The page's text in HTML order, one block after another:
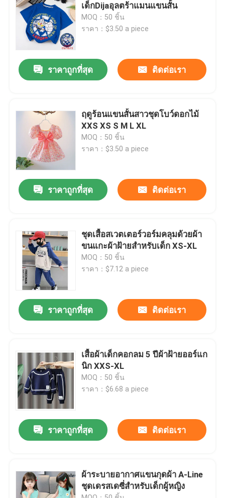
สินค้า
วิดีโอ
เกี่ยวกับเรา
ควบคุมคุณภาพ
ติดต่อเรา
ขอใบเสนอราคา
เสื้อผ้าเด็กประถม
เด็กDijaอุลตร้าแมนแขนสั้น
MOQ：50 ชิ้น
ราคา：$3.50 a piece
ราคาถูกที่สุด ติดต่อเรา
ฤดูร้อนแขนสั้นสาวชุดโบว์ดอกไม้
XXS XS S M L XL
MOQ：50 ชิ้น
ราคา：$3.50 a piece
ราคาถูกที่สุด ติดต่อเรา
ชุดเสื้อสเวตเตอร์วอร์มคลุมด้วยผ้า
ขนแกะผ้าฝ้ายสำหรับเด็ก XS-XL
MOQ：50 ชิ้น
ราคา：$7.12 a piece
ราคาถูกที่สุด ติดต่อเรา
เสื้อผ้าเด็กคอกลม 5 ปีผ้าฝ้ายออร์แก
นิก XXS-XL
MOQ：50 ชิ้น
ราคา：$6.68 a piece
ราคาถูกที่สุด ติดต่อเรา
ผ้าระบายอากาศแขนกุดผ้า A-Line
ชุดเดรสเดซี่สำหรับเด็กผู้หญิง